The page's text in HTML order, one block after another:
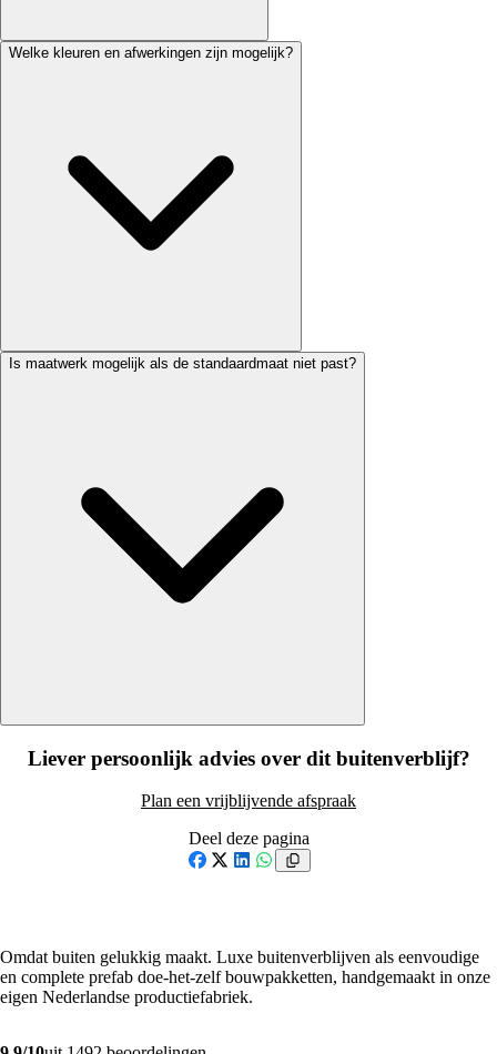
Welke kleuren en afwerkingen zijn mogelijk?
Is maatwerk mogelijk als de standaardmaat niet past?
Liever persoonlijk advies over dit buitenverblijf?
Plan een vrijblijvende afspraak
Deel deze pagina
Omdat buiten gelukkig maakt. Luxe buitenverblijven als eenvoudige
en complete prefab doe-het-zelf bouwpakketten, handgemaakt in onze
eigen Nederlandse productiefabriek.